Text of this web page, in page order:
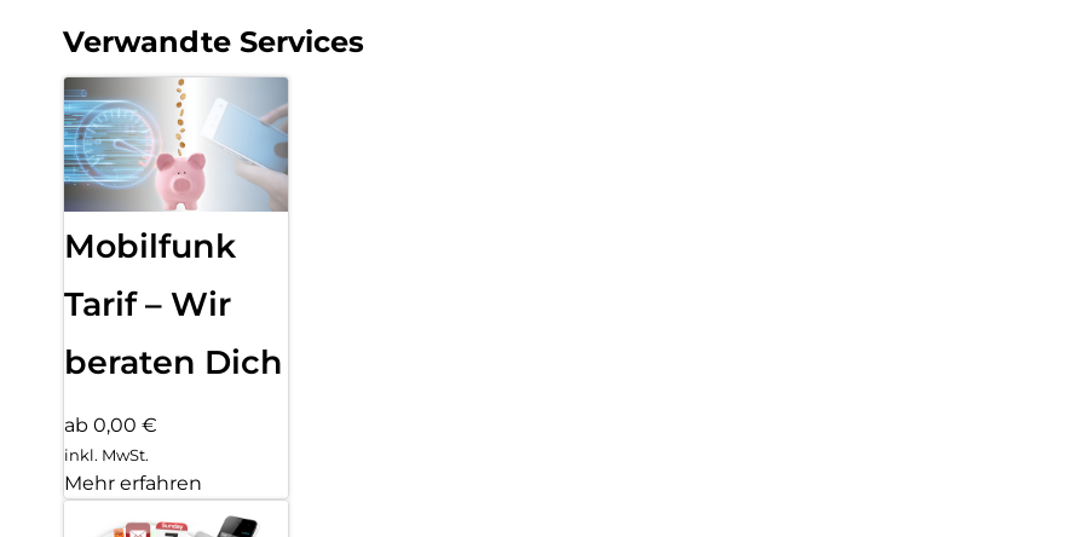
Verwandte Services
Mobilfunk
Tarif – Wir
beraten Dich
ab 0,00 €
inkl. MwSt.
Mehr erfahren